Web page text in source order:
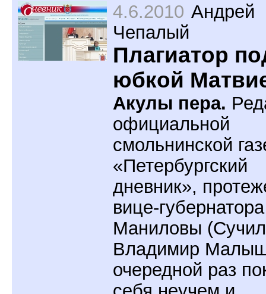
4.6.2010 Андрей
Чепалый
Плагиатор
юбкой
Акулы пера.
официальной
смольнинской
«Петербургский
дневник»,
вице-
Маниловы
Владимир
очередной раз